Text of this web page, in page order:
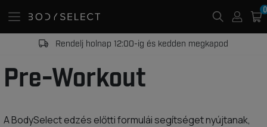
Rendelj holnap 12:00-ig és kedden megkapod
Pre-Workout
A BodySelect edzés előtti formulái segítséget nyújtanak,
0